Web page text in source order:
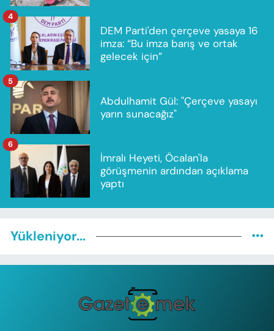
DEM Parti'den çerçeve yasaya 16
imza: “Bu imza barış ve ortak
gelecek için”
4
Abdulhamit Gül: "Çerçeve yasayı
yarın sunacağız"
5
İmralı Heyeti, Öcalan'la
görüşmenin ardından açıklama
yaptı
6
Yükleniyor...